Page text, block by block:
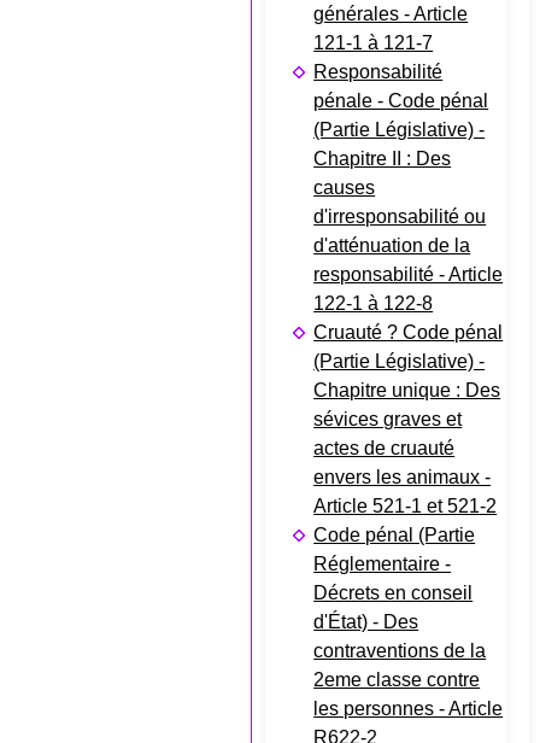
générales - Article
121-1 à 121-7
Responsabilité
pénale - Code pénal
(Partie Législative) -
Chapitre II : Des
causes
d'irresponsabilité ou
d'atténuation de la
responsabilité - Article
122-1 à 122-8
Cruauté ? Code pénal
(Partie Législative) -
Chapitre unique : Des
sévices graves et
actes de cruauté
envers les animaux -
Article 521-1 et 521-2
Code pénal (Partie
Réglementaire -
Décrets en conseil
d'État) - Des
contraventions de la
2eme classe contre
les personnes - Article
R622-2